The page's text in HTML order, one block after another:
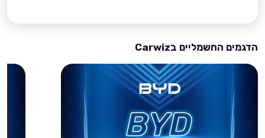
הדגמים החשמליים בCarwiz